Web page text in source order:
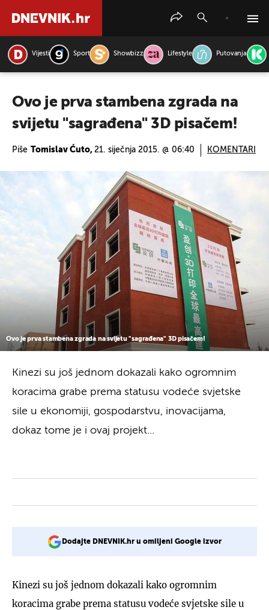
Vijesti Sport Showbizz Lifestyle Putovanja
Ovo je prva stambena zgrada na
svijetu "sagrađena" 3D pisačem!
Piše Tomislav Ćuto, 21. siječnja 2015. @ 06:40 KOMENTARI
Ovo je prva stambena zgrada na svijetu "sagrađena" 3D pisačem!
Kinezi su još jednom dokazali kako ogromnim
koracima grabe prema statusu vodeće svjetske
sile u ekonomiji, gospodarstvu, inovacijama,
dokaz tome je i ovaj projekt...
Dodajte DNEVNIK.hr u omiljeni Google izvor
Kinezi su još jednom dokazali kako ogromnim
koracima grabe prema statusu vodeće svjetske sile u
PRETRAŽITE VIJESTI